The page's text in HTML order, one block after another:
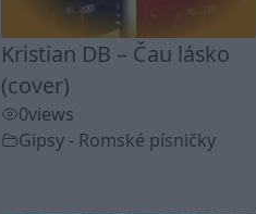
Kristian DB – Čau lásko
(cover)
0views
Gipsy - Romské písničky